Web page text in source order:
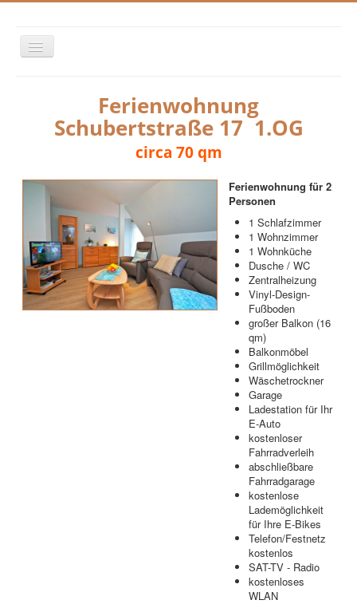
Toggle
Navigation
Impressum
Datenschutz
Ferienwohnung
Schubertstraße 17 1.OG
circa 70 qm
Ferienwohnung für 2
Personen
1 Schlafzimmer
1 Wohnzimmer
1 Wohnküche
Dusche / WC
Zentralheizung
Vinyl-Design-
Fußboden
großer Balkon (16
qm)
Balkonmöbel
Grillmöglichkeit
Wäschetrockner
Garage
Ladestation für Ihr
E-Auto
kostenloser
Fahrradverleih
abschließbare
Fahrradgarage
kostenlose
Lademöglichkeit
für Ihre E-Bikes
Telefon/Festnetz
kostenlos
SAT-TV - Radio
kostenloses
WLAN